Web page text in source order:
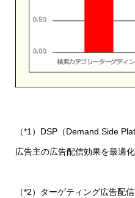
（*1）DSP（Demand Side
広告主の広告配信効果を最適
（*2）ターゲティング広告配信